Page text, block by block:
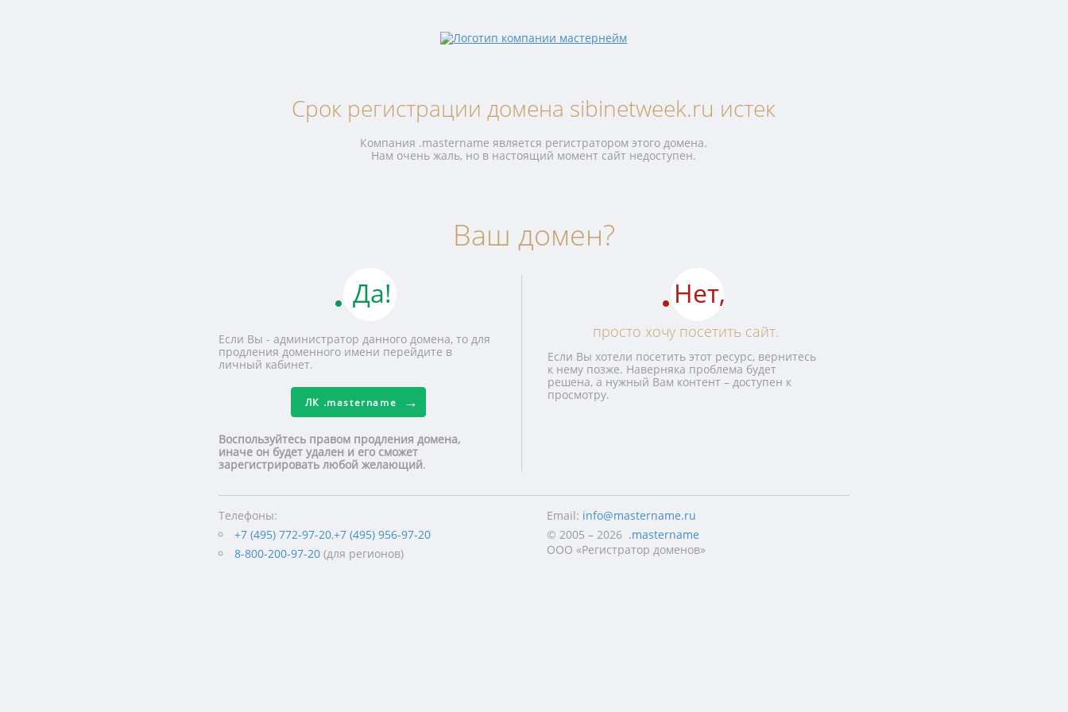
Срок регистрации домена sibinetweek.ru истек
Компания .mastername является регистратором этого домена.
Нам очень жаль, но в настоящий момент сайт недоступен.
Ваш домен?
Да!
Если Вы - администратор данного домена, то для
продления доменного имени перейдите в
личный кабинет.
ЛК .mastername
Воспользуйтесь правом продления домена,
иначе он будет удален и его сможет
зарегистрировать любой желающий.
Нет,
просто хочу посетить сайт.
Если Вы хотели посетить этот ресурс, вернитесь
к нему позже. Наверняка проблема будет
решена, а нужный Вам контент – доступен к
просмотру.
Телефоны:
+7 (495) 772-97-20,+7 (495) 956-97-20
8-800-200-97-20 (для регионов)
Email: info@mastername.ru
© 2005 – 2026 .mastername
ООО «Регистратор доменов»